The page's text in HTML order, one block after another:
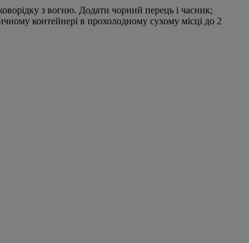
з вогню. Додати чорний перець і часник;
контейнері в прохолодному сухому місці до 2